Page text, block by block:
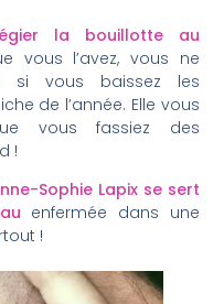
la bouillotte au
vous l’avez, vous ne
si vous baissez les
de l’année. Elle vous
vous fassiez des
!
Sophie Lapix se sert
enfermée dans une
!